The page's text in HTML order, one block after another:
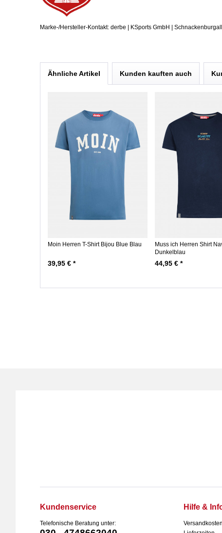
Marke-/Hersteller-Kontakt: derbe | KSports GmbH |
Ähnliche Artikel Kunden kauften auch
Moin Herren T-Shirt Bijou Blue Blau
39,95 € *
Muss ich Herren Shirt
Dunkelblau
44,95 € *
Kundenservice
Telefonische Beratung unter:
Hilfe &
Versandkosten